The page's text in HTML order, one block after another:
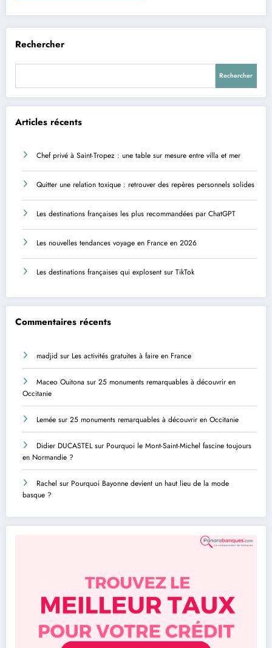
Rechercher
Rechercher
Articles récents
Chef privé à Saint-Tropez : une table sur mesure entre villa et mer
Quitter une relation toxique : retrouver des repères personnels solides
Les destinations françaises les plus recommandées par ChatGPT
Les nouvelles tendances voyage en France en 2026
Les destinations françaises qui explosent sur TikTok
Commentaires récents
madjid sur Les activités gratuites à faire en France
Maceo Ouitona sur 25 monuments remarquables à découvrir en
Occitanie
Lemée sur 25 monuments remarquables à découvrir en Occitanie
Didier DUCASTELsur Pourquoi le Mont-Saint-Michel fascine toujours
en Normandie ?
Rachel sur Pourquoi Bayonne devient un haut lieu de la mode
basque ?